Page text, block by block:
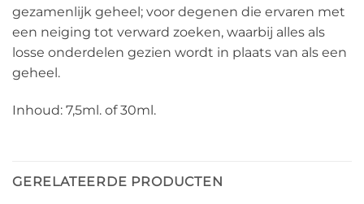
gezamenlijk geheel; voor degenen die ervaren met
een neiging tot verward zoeken, waarbij alles als
losse onderdelen gezien wordt in plaats van als een
geheel.
Inhoud: 7,5ml. of 30ml.
GERELATEERDE PRODUCTEN